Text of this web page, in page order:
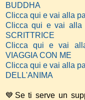
BUDDHA
Clicca qui e vai alla
Clicca qui e vai alla
SCRITTRICE
Clicca qui e vai
VIAGGIA CON ME
Clicca qui e vai alla
DELL'ANIMA
💙Se ti serve un